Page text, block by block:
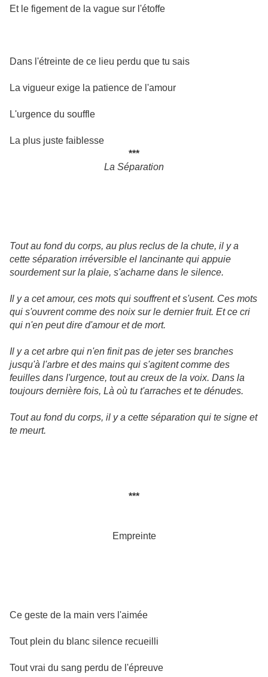
Et le figement de la vague sur l'étoffe
Dans l'étreinte de ce lieu perdu que tu sais
La vigueur exige la patience de l'amour
L'urgence du souffle
La plus juste faiblesse
***
La Séparation
Tout au fond du corps, au plus reclus de la chute, il y a
cette séparation irréversible el lancinante qui appuie
sourdement sur la plaie, s'acharne dans le silence.
Il y a cet amour, ces mots qui souffrent et s'usent. Ces mots
qui s'ouvrent comme des noix sur le dernier fruit. Et ce cri
qui n'en peut dire d'amour et de mort.
Il y a cet arbre qui n'en finit pas de jeter ses branches
jusqu'à l'arbre et des mains qui s'agitent comme des
feuilles dans l'urgence, tout au creux de la voix. Dans la
toujours dernière fois, Là où tu t'arraches et te dénudes.
Tout au fond du corps, il y a cette séparation qui te signe et
te meurt.
***
Empreinte
Ce geste de la main vers l'aimée
Tout plein du blanc silence recueilli
Tout vrai du sang perdu de l'épreuve